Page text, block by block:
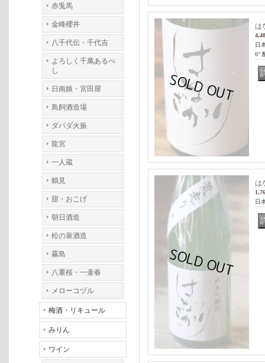
赤兎馬
金峰櫻井
八千代伝・千代吉
よろしく千萬あるべ
し
日南娘・宮田屋
鳥飼酒造場
ダバダ火振
龍宮
一人蔵
鶴見
甜・おこげ
朝日酒造
松の泉酒造
霧島
八重桜・一壷春
メローコヅル
梅酒・リキュール
みりん
ワイン
は
日
6°
は
日